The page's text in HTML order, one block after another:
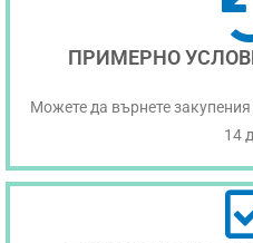
ПРИМЕРНО
Можете да върнете
14